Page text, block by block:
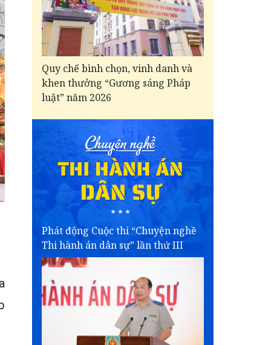
Quy chế bình chọn, vinh danh và
khen thưởng “Gương sáng Pháp
luật” năm 2026
Phát động Cuộc thi “Chuyện nghề
Thi hành án dân sự” lần thứ III